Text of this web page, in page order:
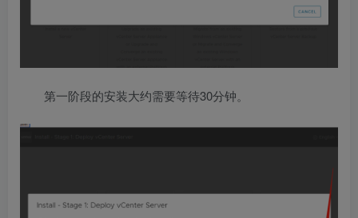
第一阶段的安装大约需要等待30分钟。